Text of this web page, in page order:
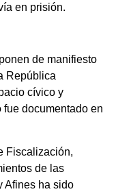
en prisión.
de manifiesto
República
cívico y
documentado en
Fiscalización,
de las
Afines ha sido